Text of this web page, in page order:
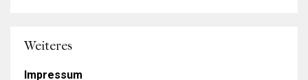
Weiteres
Impressum